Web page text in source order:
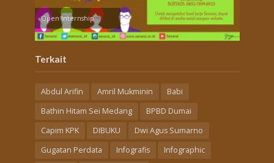
Open Internship
Terkait
Abdul Arifin Amril Mukminin
Babi
Bathin Hitam Sei Medang
BPBD Dumai
Capim KPK
DIBUKU
Dwi Agus Sumarno
Gugatan Perdata
Infografis
Infographic